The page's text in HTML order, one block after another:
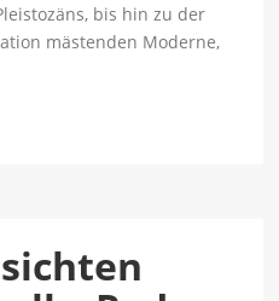
bis hin zu der
mästenden Moderne,